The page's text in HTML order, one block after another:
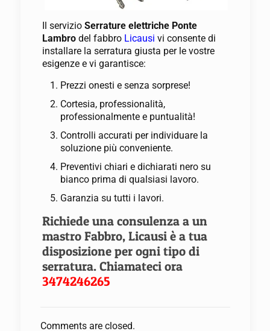
Il servizio Serrature elettriche Ponte
Lambro del fabbro Licausi vi consente di
installare la serratura giusta per le vostre
esigenze e vi garantisce:
Prezzi onesti e senza sorprese!
Cortesia, professionalità,
professionalmente e puntualità!
Controlli accurati per individuare la
soluzione più conveniente.
Preventivi chiari e dichiarati nero su
bianco prima di qualsiasi lavoro.
Garanzia su tutti i lavori.
Richiede una consulenza a un
mastro Fabbro, Licausi è a tua
disposizione per ogni tipo di
serratura. Chiamateci ora
3474246265
Comments are closed.